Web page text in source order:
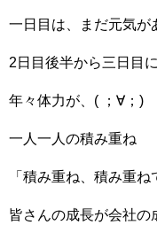
一日目は、まだ元気が
2日目後半から三日目
年々体力が、( ；∀；)
一人一人の積み重ね
「積み重ね、積み重ね
皆さんの成長が会社の